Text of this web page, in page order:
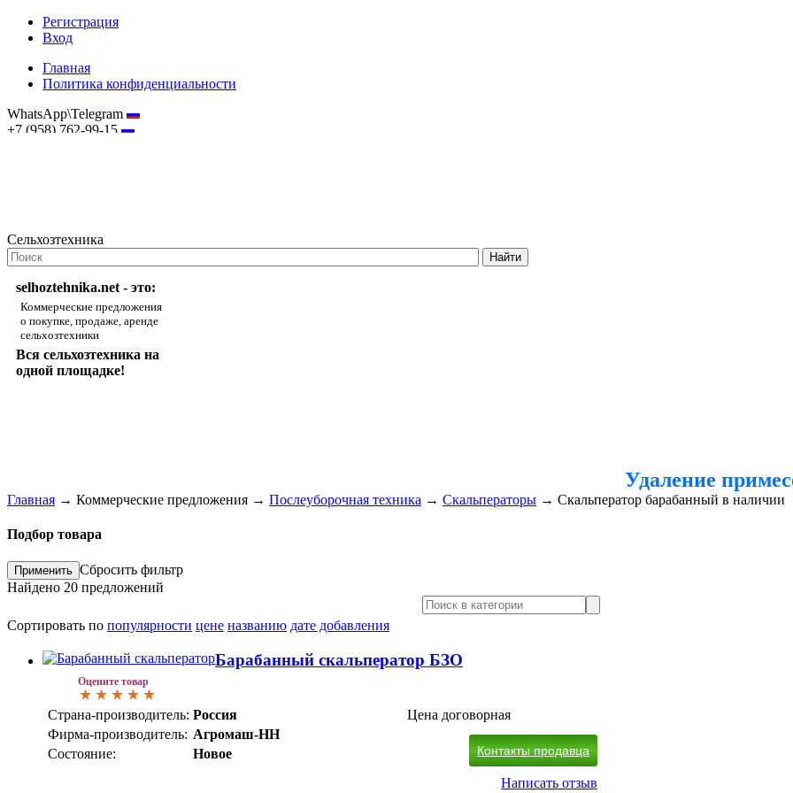
Регистрация
Вход
Главная
Политика конфиденциальности
WhatsApp\Telegram
+7 (958) 762-99-15
Сельхозтехника
selhoztehnika.net - это:
Коммерческие предложения
о покупке, продаже, аренде
сельхозтехники
Вся сельхозтехника на
одной площадке!
Удаление
Главная → Коммерческие предложения → Послеуборочная техника → Скальператоры → Скальператор барабанный в наличии
Подбор товара
Сбросить фильтр
Найдено 20 предложений
Сортировать по популярности цене названию дате добавления
Оцените товар
Барабанный скальператор БЗО
Страна-производитель: Россия
Фирма-производитель: Агромаш-НН
Состояние:
Новое
Цена договорная
Контакты продавца
Написать отзыв